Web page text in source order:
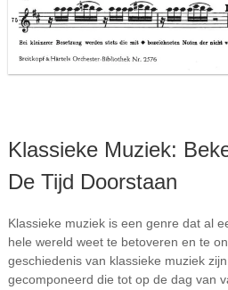
Klassieke Muziek:
De Tijd Doorstaan
Klassieke muziek is een genre dat al
hele wereld weet te betoveren en te
geschiedenis van klassieke muziek
gecomponeerd die tot op de dag van